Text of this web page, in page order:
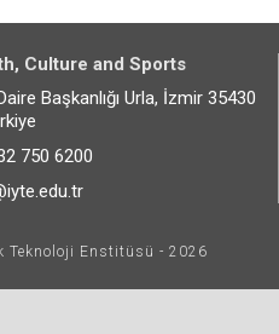
Culture and Sports
Başkanlığı Urla, İzmir 35430
750 6200
Teknoloji Enstitüsü - 2026